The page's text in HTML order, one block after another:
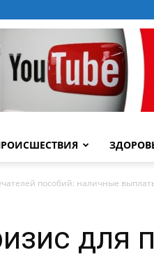
пособий: наличные
для